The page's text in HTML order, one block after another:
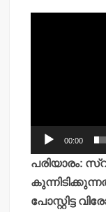
00:00
പരിയാരം:
പോസ്റ്റിട്ട